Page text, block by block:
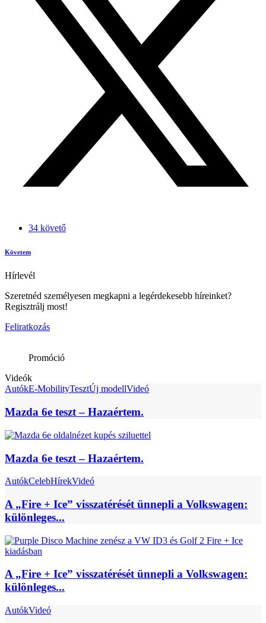
34 követő
Követem
Hírlevél
Szeretnéd személyesen megkapni a legérdekesebb híreinket?
Regisztrálj most!
Feliratkozás
Promóció
Videók
AutókE-MobilityTesztÚj modellVideó
Mazda 6e teszt – Hazaértem.
Mazda 6e teszt – Hazaértem.
AutókCelebHírekVideó
A „Fire + Ice” visszatérését ünnepli a Volkswagen:
különleges...
A „Fire + Ice” visszatérését ünnepli a Volkswagen:
különleges...
AutókVideó